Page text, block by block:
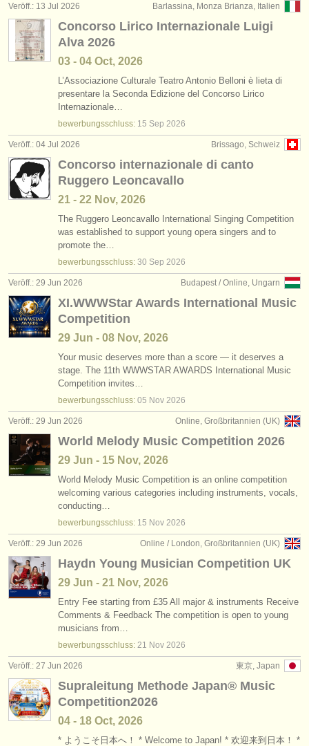
Barlassina, Monza Brianza, Italien
Veröff.: 13 Jul 2026
Concorso Lirico Internazionale Luigi
Alva 2026
03 - 04 Oct, 2026
L’Associazione Culturale Teatro Antonio Belloni è lieta di
presentare la Seconda Edizione del Concorso Lirico
Internazionale…
bewerbungsschluss: 15 Sep 2026
Brissago, Schweiz
Veröff.: 04 Jul 2026
Concorso internazionale di canto
Ruggero Leoncavallo
21 - 22 Nov, 2026
The Ruggero Leoncavallo International Singing Competition
was established to support young opera singers and to
promote the…
bewerbungsschluss: 30 Sep 2026
Budapest / Online, Ungarn
Veröff.: 29 Jun 2026
XI.WWWStar Awards International Music
Competition
29 Jun - 08 Nov, 2026
Your music deserves more than a score — it deserves a
stage. The 11th WWWSTAR AWARDS International Music
Competition invites…
bewerbungsschluss: 05 Nov 2026
Online, Großbritannien (UK)
Veröff.: 29 Jun 2026
World Melody Music Competition 2026
29 Jun - 15 Nov, 2026
World Melody Music Competition is an online competition
welcoming various categories including instruments, vocals,
conducting…
bewerbungsschluss: 15 Nov 2026
Online / London, Großbritannien (UK)
Veröff.: 29 Jun 2026
Haydn Young Musician Competition UK
29 Jun - 21 Nov, 2026
Entry Fee starting from £35 All major & instruments Receive
Comments & Feedback The competition is open to young
musicians from…
bewerbungsschluss: 21 Nov 2026
東京, Japan
Veröff.: 27 Jun 2026
Supraleitung Methode Japan®︎ Music
Competition2026
04 - 18 Oct, 2026
* ようこそ日本へ！ * Welcome to Japan! * 欢迎来到日本！ *